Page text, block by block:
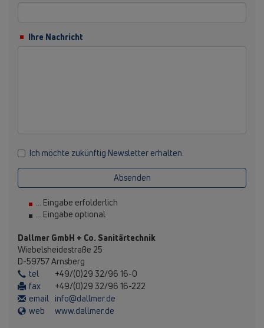
Ihre Nachricht
Ich möchte zukünftig Newsletter erhalten.
Absenden
... Eingabe erfolderlich
... Eingabe optional
Dallmer GmbH + Co. Sanitärtechnik
Wiebelsheidestraße 25
D-59757 Arnsberg
tel
+49/(0)29 32/96 16-0
fax
+49/(0)29 32/96 16-222
email info@dallmer.de
web
www.dallmer.de